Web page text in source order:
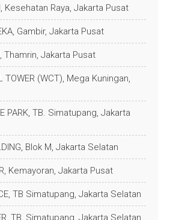
Kesehatan Raya, Jakarta Pusat
Gambir, Jakarta Pusat
Thamrin, Jakarta Pusat
TOWER (WCT), Mega Kuningan,
PARK, TB. Simatupang, Jakarta
Blok M, Jakarta Selatan
Kemayoran, Jakarta Pusat
TB Simatupang, Jakarta Selatan
TB, Simatupang, Jakarta Selatan